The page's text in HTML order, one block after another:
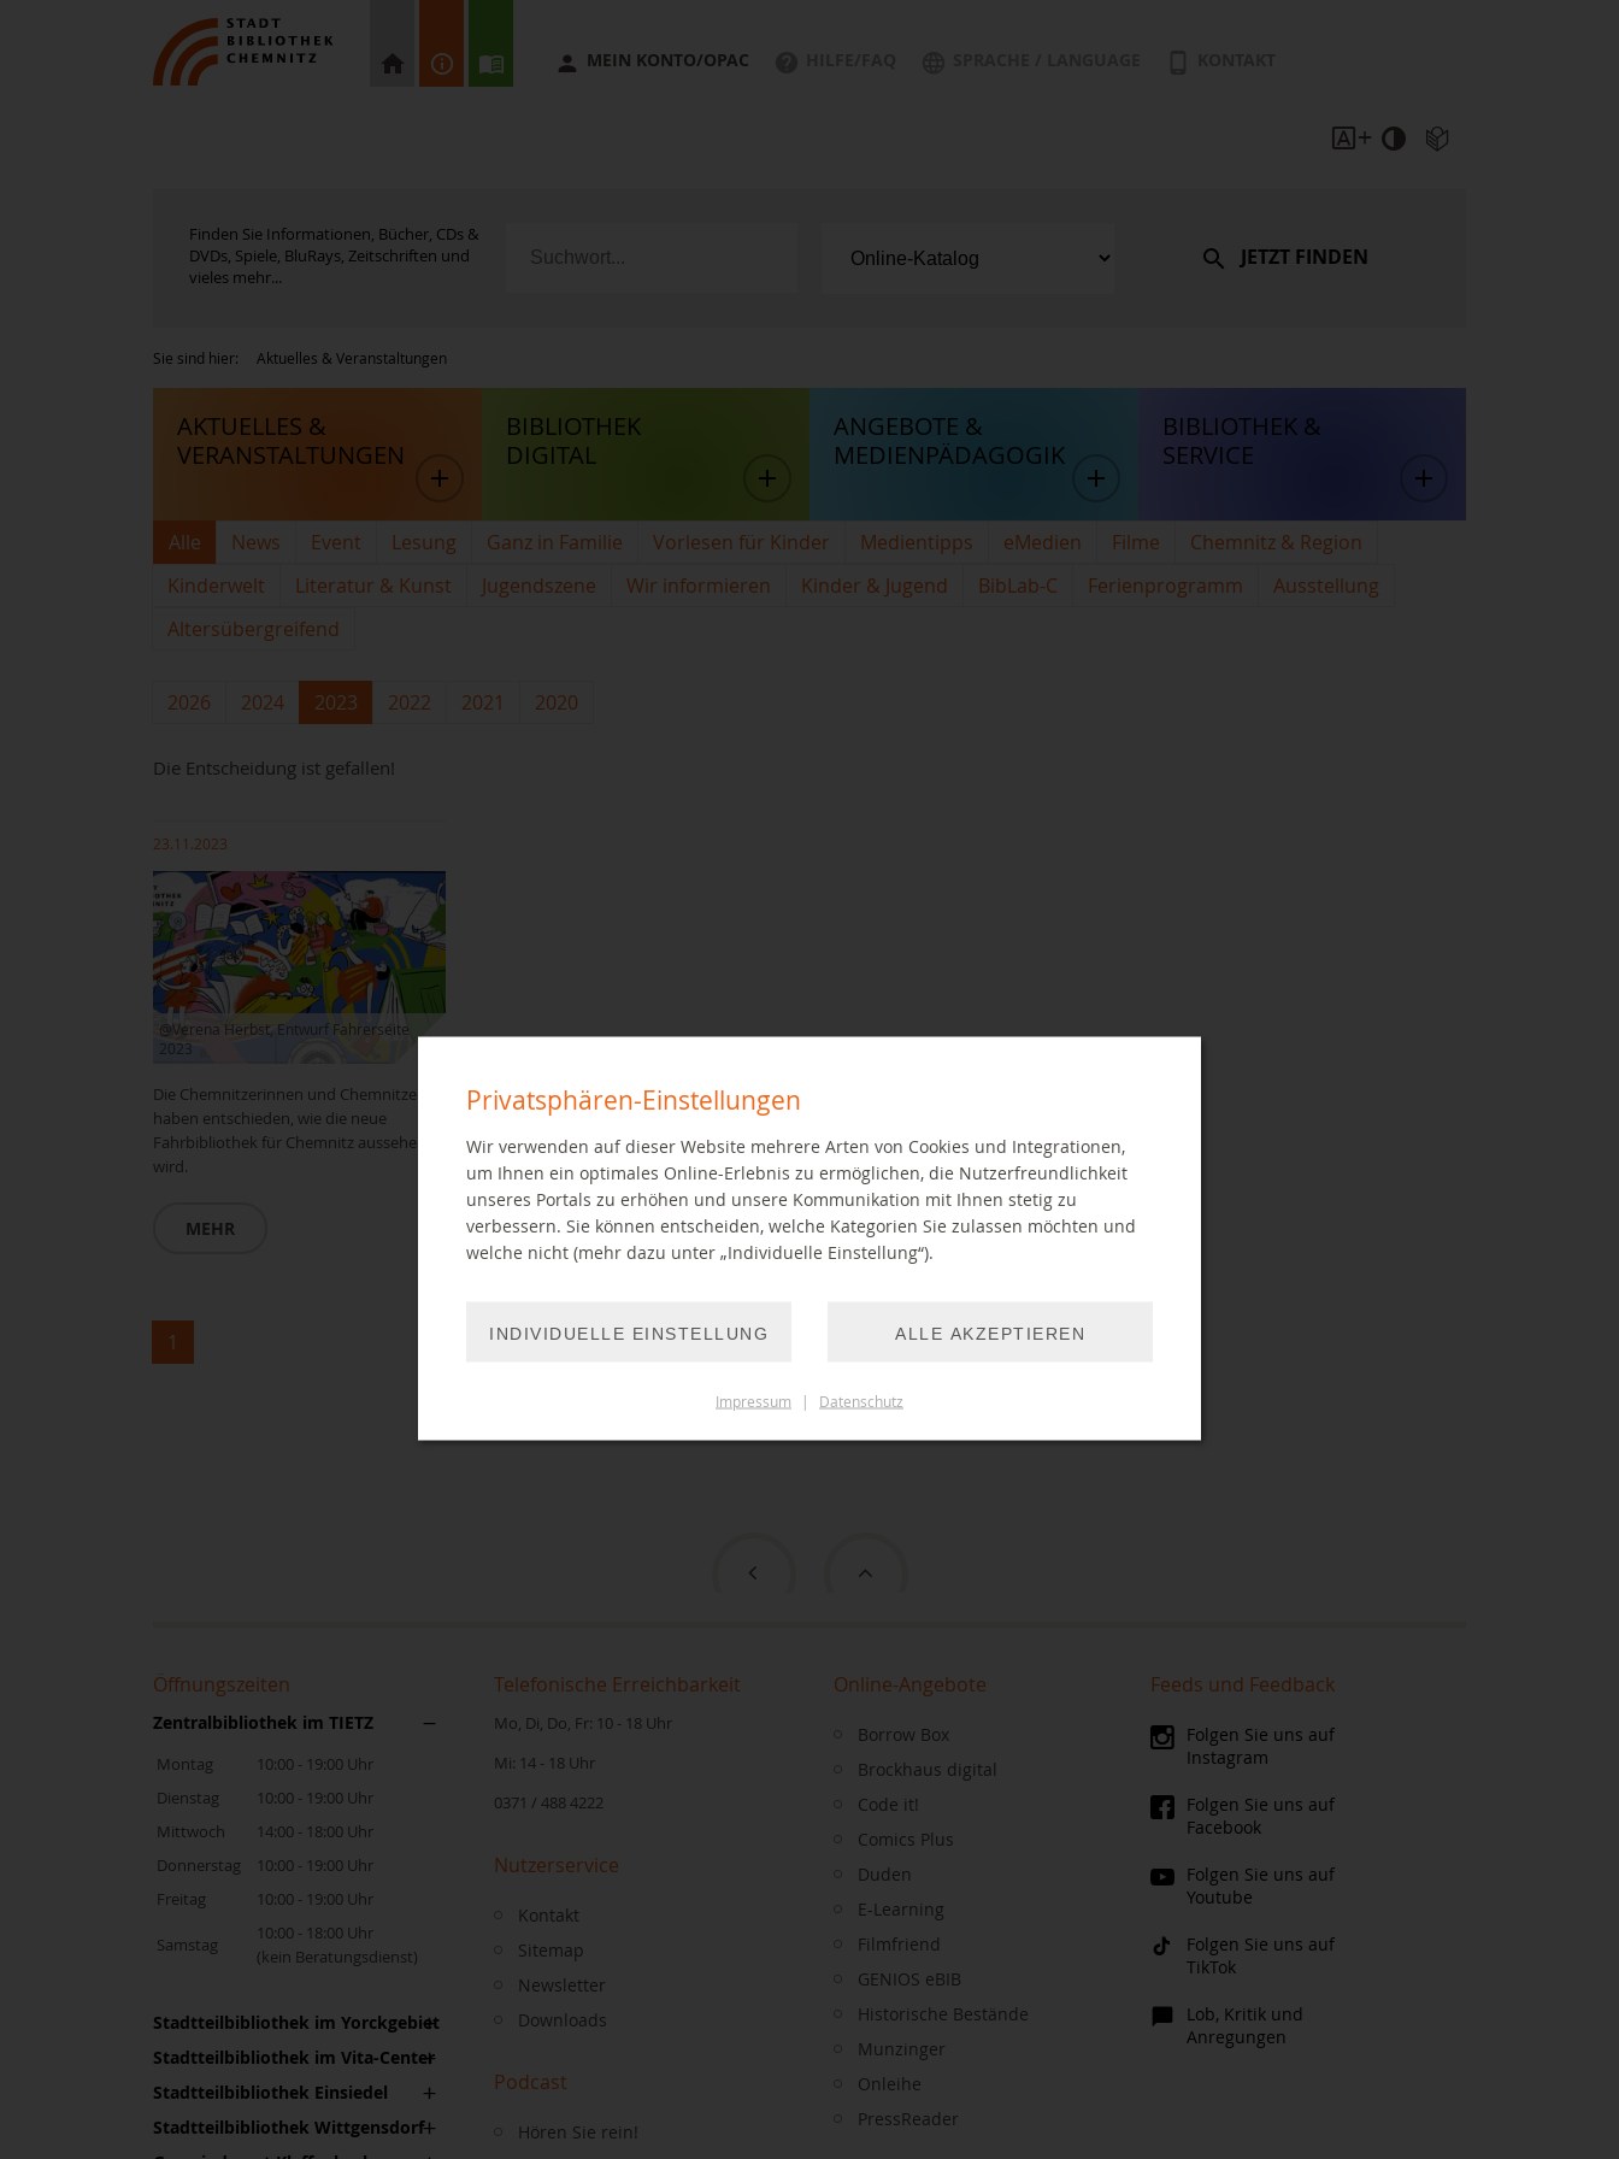
MEIN KONTO/OPAC
Finden Sie Informationen, Bücher, CDs &
DVDs, Spiele, BluRays, Zeitschriften und
vieles mehr...
JETZT FINDEN
Sie sind hier: Aktuelles & Veranstaltungen
AKTUELLES &
VERANSTALTUNGEN
BIBLIOTHEK
DIGITAL
ANGEBOTE &
MEDIENPÄDAGOGIK
BIBLIOTHEK &
SERVICE
Alle News Event Lesung Ganz in Familie Vorlesen für Kinder Medientipps eMedien Filme
Chemnitz & Region
Kinderwelt
Literatur & Kunst Jugendszene Wir informieren Kinder & Jugend BibLab-C Ferienprogramm
Ausstellung
Altersübergreifend
2026 2024 2023 2022 2021 2020
Die Entscheidung ist gefallen!
23.11.2023
@Verena Herbst, Entwurf Fahrerseite
2023
Die Chemnitzerinnen und Chemnitzer
haben entschieden, wie die neue
Fahrbibliothek für Chemnitz aussehen
wird.
MEHR
1
Öffnungszeiten
Zentralbibliothek im TIETZ
Montag
10:00 - 19:00 Uhr
Dienstag
10:00 - 19:00 Uhr
Mittwoch
14:00 - 18:00 Uhr
Donnerstag
10:00 - 19:00 Uhr
Freitag
10:00 - 19:00 Uhr
Samstag
10:00 - 18:00 Uhr
(kein Beratungsdienst)
Stadtteilbibliothek im Yorckgebiet
Stadtteilbibliothek im Vita-Center
Stadtteilbibliothek Einsiedel
Stadtteilbibliothek Wittgensdorf
Telefonische Erreichbarkeit
Mo, Di, Do, Fr: 10 - 18 Uhr
Mi: 14 - 18 Uhr
0371 / 488 4222
Nutzerservice
Kontakt
Sitemap
Newsletter
Downloads
Podcast
Hören Sie rein!
Online-Angebote
Borrow Box
Brockhaus digital
Code it!
Comics Plus
Duden
E-Learning
Filmfriend
GENIOS eBIB
Historische Bestände
Munzinger
Onleihe
PressReader
Feeds und Feedback
Folgen Sie uns auf
Instagram
Folgen Sie uns auf
Facebook
Folgen Sie uns auf
Youtube
Folgen Sie uns auf
TikTok
Lob, Kritik und
Anregungen
Privatsphären-Einstellungen
Wir verwenden auf dieser Website mehrere Arten von Cookies und Integrationen,
um Ihnen ein optimales Online-Erlebnis zu ermöglichen, die Nutzerfreundlichkeit
unseres Portals zu erhöhen und unsere Kommunikation mit Ihnen stetig zu
verbessern. Sie können entscheiden, welche Kategorien Sie zulassen möchten und
welche nicht (mehr dazu unter „Individuelle Einstellung“).
INDIVIDUELLE EINSTELLUNG ALLE AKZEPTIEREN
Impressum | Datenschutz